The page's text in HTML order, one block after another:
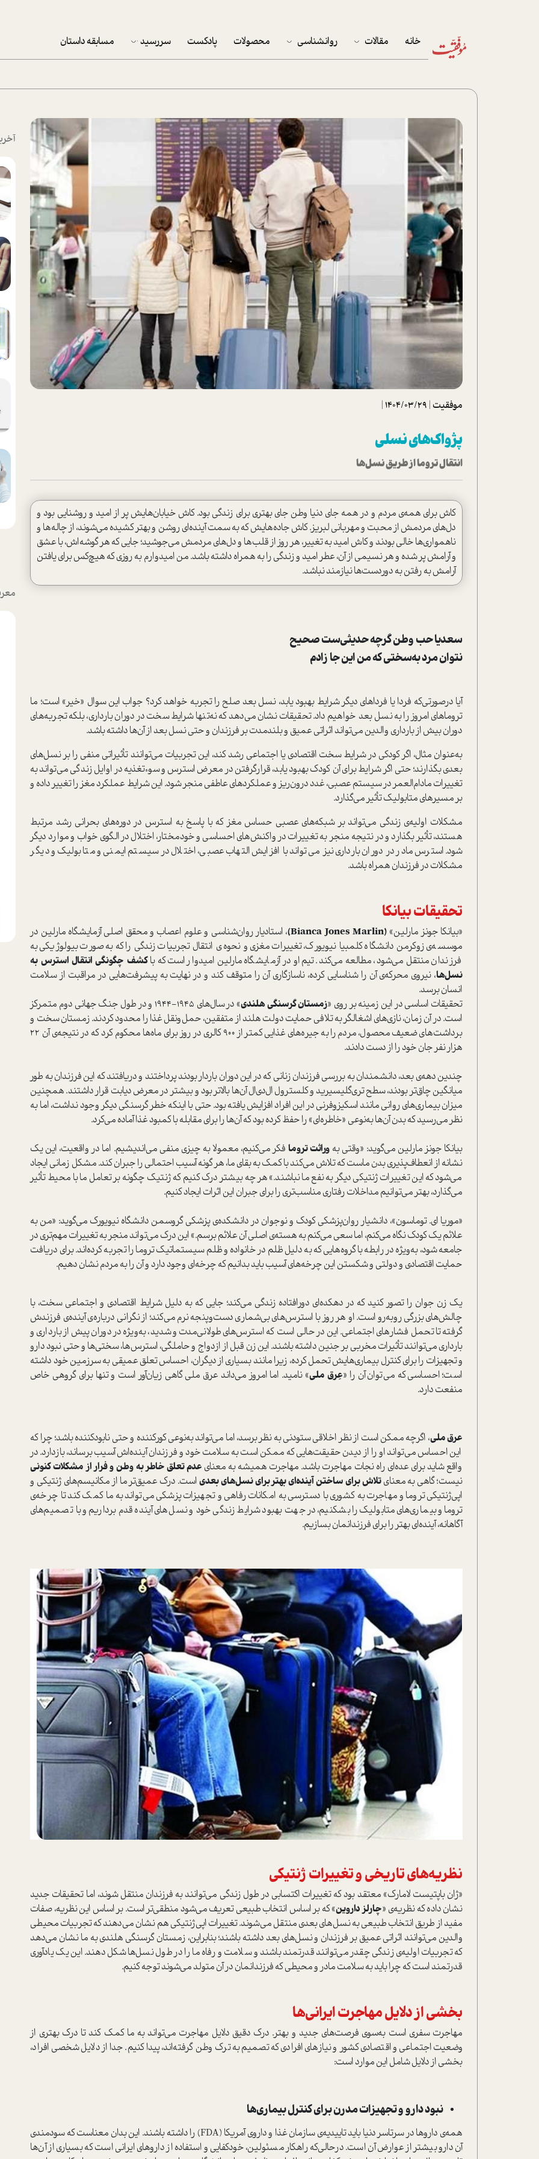
خانه مقالات
تحلیل فیلم
شیوانا
روانشناسی محصولات پادکست سررسید
پکيج نوروزي موفقيت
تقویم رومیزی
تقویم دیواری
مسابقه داستان
موفقیت |
1404/03/29
|
پژواک‌های نسلی
انتقال تروما از طریق نسل‌ها
کاش برای همه‌ی مردم و در همه جای دنیا وطن جای بهتری برای زندگی بود. کاش خیابان‌هایش پر از امید و روشنایی بود و
دل‌های مردمش از محبت و مهربانی لبریز. کاش جاده‌هایش که به سمت آینده‌ای روشن و بهتر کشیده می‌شوند، از چاله‌ها و
ناهمواری‌ها خالی بودند و کاش امید به تغییر، هر روز از قلب‌ها و دل‌های مردمش می‌جوشید؛ جایی که هر گوشه‌اش، با عشق
و آرامش پر شده و هر نسیمی از آن، عطر امید و زندگی را به همراه داشته باشد. من امیدوارم به روزی که هیچ‌کس برای یافتن
آرامش به رفتن به دوردست‌ها نیازمند نباشد.
سعدیا حب وطن گرچه حدیثی‌ست صحیح
نتوان مرد به‌سختی که من این جا زادم
آیا درصورتی‌که فردا یا فرداهای دیگر شرایط بهبود یابد، نسل بعد صلح را تجربه خواهد کرد؟ جواب این سوال «خیر» است؛ ما
تروماهای امروز را به نسل بعد خواهیم داد. تحقیقات نشان می‌دهد که نه‌تنها شرایط سخت در دوران بارداری، بلکه تجربه‌های
دوران بیش از بارداری والدین می‌تواند اثراتی عمیق و بلندمدت بر فرزندان و حتی نسل بعد از آن‌ها داشته باشد.
به‌عنوان مثال، اگر کودکی در شرایط سخت اقتصادی یا اجتماعی رشد کند، این تجربیات می‌توانند تأثیراتی منفی را بر نسل‌های
بعدی بگذارند؛ حتی اگر شرایط برای آن‌ کودک بهبود یابد، قرار‌گرفتن در معرض استرس و سوءتغذیه در اوایل زندگی می‌تواند به
تغییرات مادام‌العمر در سیستم عصبی، غدد درون‌ریز و عملکردهای عاطفی منجر شود. این شرایط عملکرد مغز را تغییر داده و
بر مسیرهای متابولیک تأثیر می‌گذارد.
مشکلات اولیه‌ی زندگی می‌تواند بر شبکه‌های عصبی حساس مغز که با پاسخ به استرس در دوره‌های بحرانی رشد مرتبط
هستند، تأثیر بگذارد و در نتیجه منجر به تغییرات در واکنش‌های احساسی و خودمختار، اختلال در الگوی خواب و موارد دیگر
شود. استرس مادر در دوران بارداری نیز می‌تواند با افزایش التهاب عصبی، اختلال در سیستم ایمنی و متابولیک و دیگر
مشکلات در فرزندان همراه باشد.
تحقیقات بیانکا
«بیانکا جونز مارلین» (
Bianca Jones Marlin
)، استادیار روان‌شناسی و علوم اعصاب و محقق اصلی آزمایشگاه مارلین در
موسسه‌ی زوکرمن دانشگاه کلمبیا نیویورک، تغییرات مغزی و نحوه‌ی انتقال تجربیات زندگی را که به‌صورت بیولوژیکی به
فرزندان منتقل می‌شود، مطالعه می‌کند. تیم او در آزمایشگاه مارلین امیدوار است که باکشف چگونگی انتقال استرس به
نسل‌ها، نیروی محرکه‌ی آن را شناسایی کرده، ناسازگاری آن را متوقف کند و در نهایت به پیشرفت‌هایی در مراقبت از سلامت
انسان برسد.
تحقیقات اساسی در این زمینه بر روی «زمستان گرسنگی هلندی
» در سال‌های ۱۹۴5-۱۹۴4 و در طول جنگ جهانی دوم متمرکز
است. در آن زمان، نازی‌های اشغالگر به تلافی حمایت دولت هلند از متفقین، حمل‌و‌نقل غذا را محدود کردند. زمستان سخت و
برداشت‌های ضعیف محصول، مردم را به جیره‌های غذایی کمتر از ۹۰۰ کالری در روز برای ماه‌ها محکوم کرد که در نتیجه‌ی آن ۲۲
هزار نفر جان خود را از دست دادند.
چندین دهه‌ی بعد، دانشمندان به بررسی فرزندان زنانی که در این دوران باردار بودند پرداختند و دریافتند که این فرزندان به طور
میانگین چاق‌تر بودند، سطح تری‌گلیسیرید و کلسترول ال‌دی‌ال آن‌ها بالاتر بود و بیشتر در معرض دیابت قرار داشتند. همچنین
میزان بیماری‌های روانی مانند اسکیزوفرنی در این افراد افزایش یافته بود. حتی با اینکه خطر گرسنگی دیگر وجود نداشت، اما به
نظر می‌رسید که بدن آن‌ها به‌نوعی «خاطره‌ای» را حفظ کرده بود که آن‌ها را برای مقابله با کمبود غذا آماده می‌کرد.
بیانکا جونز مارلین می‌گوید: «وقتی بهوراثت تروما فکر می‌کنیم، معمولا به چیزی منفی می‌اندیشیم. اما در واقعیت، این یک
نشانه از انعطاف‌پذیری بدن ماست که تلاش می‌کند با کمک به بقای ما، هر گونه آسیب احتمالی را جبران کند. مشکل زمانی ایجاد
می‌شود که این تغییرات ژنتیکی دیگر به نفع ما نباشند.» هر چه بیشتر درک کنیم که ژنتیک چگونه بر تعامل ما با محیط تأثیر
می‌گذارد، بهتر می‌توانیم مداخلات رفتاری مناسب‌تری را برای جبران این اثرات ایجاد کنیم.
«موریا ای. توماسون»، دانشیار روان‌پزشکی کودک و نوجوان در دانشکده‌ی پزشکی گروسمن دانشگاه نیویورک می‌گوید: «من به
علائم یک کودک نگاه می‌کنم، اما سعی می‌کنم به هسته‌ی اصلی آن علائم برسم.» این درک می‌تواند منجر به تغییرات مهم‌تری در
جامعه شود، به‌ویژه در رابطه با گروه‌هایی که به دلیل ظلم در خانواده و ظلم سیستماتیک تروما را تجربه کرده‌اند. برای دریافت
حمایت اقتصادی و دولتی و شکستن این چرخه‌های آسیب باید بدانیم که چرخه‌ای وجود دارد و آن را به مردم نشان دهیم.
یک زن جوان را تصور کنید که در دهکده‌ای دورافتاده زندگی می‌کند؛ جایی که به دلیل شرایط اقتصادی و اجتماعی سخت، با
چالش‌های بزرگی روبه‌رو است. او هر روز با استرس‌های بی‌شماری دست‌وپنجه نرم می‌کند؛ از نگرانی درباره‌ی آینده‌ی فرزندش
گرفته تا تحمل فشارهای اجتماعی. این در حالی است که استرس‌های طولانی‌مدت و شدید، به‌ویژه در دوران پیش از بارداری و
بارداری می‌توانند تأثیرات مخربی بر جنین داشته باشند. این زن قبل از ازدواج و حاملگی، استرس‌ها، سختی‌ها و حتی نبود دارو
و تجهیزات را برای کنترل بیماری‌هایش تحمل کرده، زیرا مانند بسیاری از دیگران، احساس تعلق عمیقی به سرزمین خود داشته
است؛ احساسی که می‌توان آن را «عِرق ملی» نامید. اما امروز می‌داند عرق ملی گاهی زیان‌آور است و تنها برای گروهی خاص
منفعت دارد.
عرق ملی، اگرچه ممکن است از نظر اخلاقی ستودنی به نظر برسد، اما می‌تواند به‌نوعی کورکننده و حتی نابودکننده باشد؛ چرا که
این احساس می‌تواند او را از دیدن حقیقت‌هایی که ممکن است به سلامت خود و فرزندان آینده‌اش آسیب برساند، بازدارد. در
واقع شاید برای عده‌ای راه نجات مهاجرت باشد. مهاجرت همیشه به معنای عدم تعلق خاطر به وطن و فرار از مشکلات کنونی
نیست؛ گاهی به معنایتلاش برای ساختن آینده‌ای بهتر برای نسل‌های بعدیاست. درک عمیق‌تر ما از مکانیسم‌های ژنتیکی و
اپی‌ژنتیکی تروما و مهاجرت به کشوری با دسترسی به امکانات رفاهی و تجهیزات پزشکی می‌تواند به ما کمک کند تا چرخه‌ی
تروما و بیماری‌های متابولیک را بشکنیم، در جهت بهبود شرایط زندگی خود و نسل‌های آینده قدم برداریم و با تصمیم‌های
آگاهانه، آینده‌ای بهتر را برای فرزندانمان بسازیم.
نظریه‌های تاریخی و تغییرات ژنتیکی
«ژان باپتیست لامارک» معتقد بود که تغییرات اکتسابی در طول زندگی می‌توانند به فرزندان منتقل شوند، اما تحقیقات جدید
نشان داده که نظریه‌‌ی «چارلز داروین» که بر اساس انتخاب طبیعی تعریف می‌شود منطقی‌تر است. بر اساس این نظریه، صفات
مفید از طریق انتخاب طبیعی به نسل‌های بعدی منتقل می‌شوند. تغییرات اپی‌ژنتیکی هم نشان می‌دهند که تجربیات محیطی
والدین می‌توانند اثراتی عمیق بر فرزندان و نسل‌های بعد داشته باشند؛ بنابراین، زمستان گرسنگی هلندی به ما نشان می‌دهد
که تجربیات اولیه‌ی زندگی چقدر می‌توانند قدرتمند باشند و سلامت و رفاه ما را در طول نسل‌ها شکل دهند. این یک یادآوری
قدرتمند است که چرا باید به سلامت مادر و محیطی که فرزندانمان در آن متولد می‌شوند توجه کنیم.
بخشی از دلایل مهاجرت ایرانی‌ها
مهاجرت سفری است به‌سوی فرصت‌های جدید و بهتر. درک دقیق دلایل مهاجرت می‌تواند به ما کمک کند تا درک بهتری از
وضعیت اجتماعی و اقتصادی کشور و نیازهای افرادی که تصمیم به ترک وطن گرفته‌اند، پیدا کنیم. جدا از دلایل شخصی افراد،
بخشی از دلایل شامل این موارد است:
نبود دارو و تجهیزات مدرن برای کنترل بیماری‌ها
همه‌ی داروها در سرتاسر دنیا باید تاییدیه‌ی سازمان غذا و داروی آمریکا (FDA) را داشته باشند. این بدان معناست که سودمندی
آن دارو بیشتر از عوارض آن است. در‌حالی‌که راهکار مسئولین، خودکفایی و استفاده از داروهای ایرانی است که بسیاری از آن‌ها